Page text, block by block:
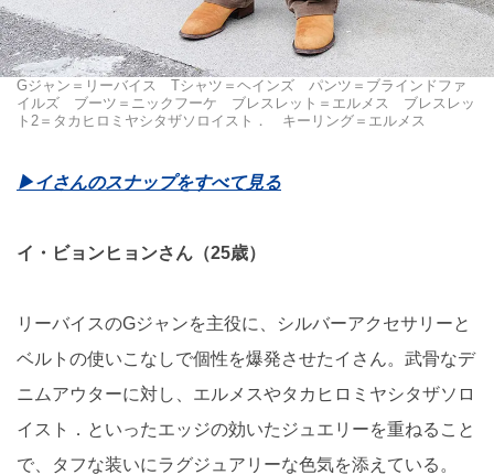
Gジャン＝リーバイス Tシャツ＝ヘインズ パンツ＝ブラインドファ
イルズ ブーツ＝ニックフーケ ブレスレット＝エルメス ブレスレッ
ト2＝タカヒロミヤシタザソロイスト． キーリング＝エルメス
▶︎イさんのスナップをすべて見る
イ・ビョンヒョンさん（25歳）
リーバイスのGジャンを主役に、シルバーアクセサリーと
ベルトの使いこなしで個性を爆発させたイさん。武骨なデ
ニムアウターに対し、エルメスやタカヒロミヤシタザソロ
イスト．といったエッジの効いたジュエリーを重ねること
で、タフな装いにラグジュアリーな色気を添えている。